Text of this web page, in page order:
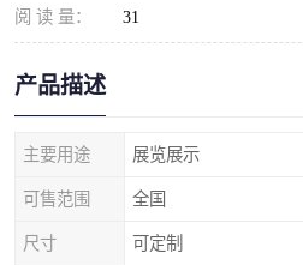
阅 读 量： 31
产品描述
主要用途 展览展示
可售范围 全国
尺寸 可定制